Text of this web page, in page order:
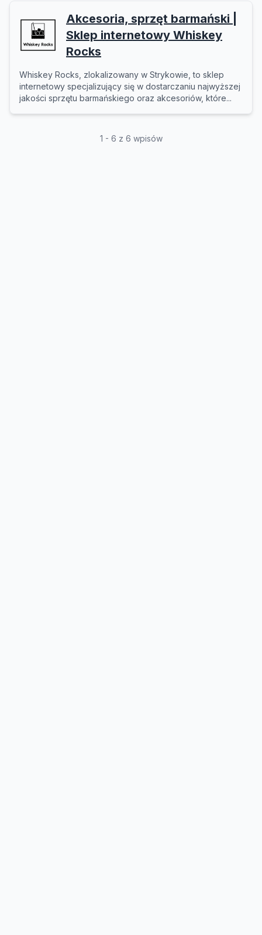
Akcesoria, sprzęt barmański |
Sklep internetowy Whiskey
Rocks
Whiskey Rocks, zlokalizowany w Strykowie, to sklep
internetowy specjalizujący się w dostarczaniu najwyższej
jakości sprzętu barmańskiego oraz akcesoriów, które...
1 - 6 z 6 wpisów